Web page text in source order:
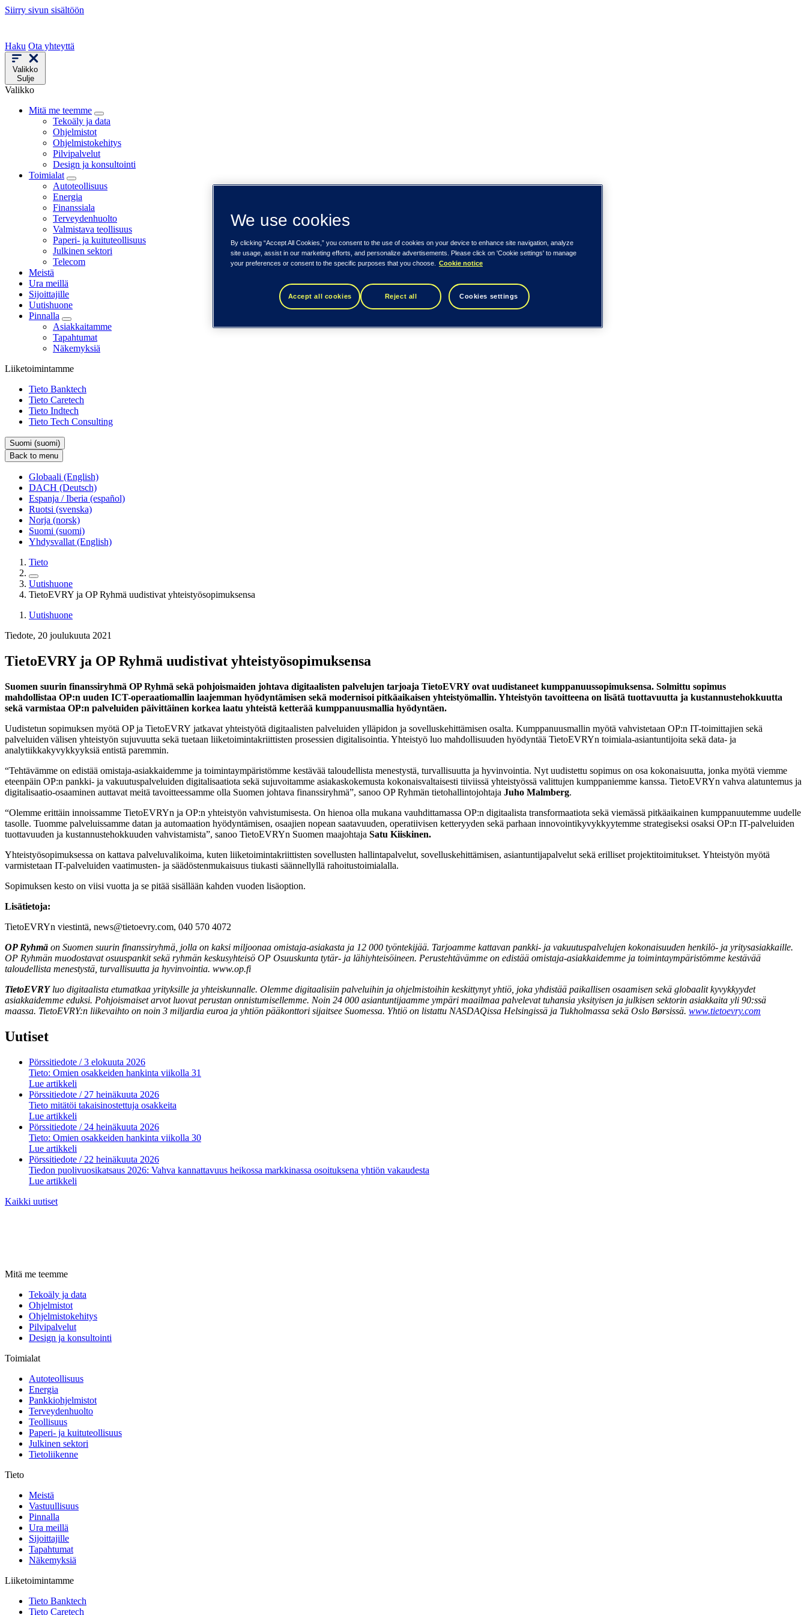
Siirry sivun sisältöön
Haku Ota yhteyttä
Valikko
Sulje
Valikko
Mitä me teemme
Tekoäly ja data
Ohjelmistot
Ohjelmistokehitys
Pilvipalvelut
Design ja konsultointi
Toimialat
Autoteollisuus
Energia
Finanssiala
Terveydenhuolto
Valmistava teollisuus
Paperi- ja kuituteollisuus
Julkinen sektori
Telecom
Meistä
Ura meillä
Sijoittajille
Uutishuone
Pinnalla
Asiakkaitamme
Tapahtumat
Näkemyksiä
Liiketoimintamme
Tieto Banktech
Tieto Caretech
Tieto Indtech
Tieto Tech Consulting
Suomi (suomi)
Back to menu
Globaali (English)
DACH (Deutsch)
Espanja / Iberia (español)
Ruotsi (svenska)
Norja (norsk)
Suomi (suomi)
Yhdysvallat (English)
Tieto
Uutishuone
TietoEVRY ja OP Ryhmä uudistivat yhteistyösopimuksensa
Uutishuone
Tiedote, 20 joulukuuta 2021
TietoEVRY ja OP Ryhmä uudistivat yhteistyösopimuksensa
Suomen suurin finanssiryhmä OP Ryhmä sekä pohjoismaiden johtava digitaalisten palvelujen tarjoaja TietoEVRY ovat uudistaneet kumppanuussopimuksensa. Solmittu sopimus
mahdollistaa OP:n uuden ICT-operaatiomallin laajemman hyödyntämisen sekä modernisoi pitkäaikaisen yhteistyömallin. Yhteistyön tavoitteena on lisätä tuottavuutta ja kustannustehokkuutta
sekä varmistaa OP:n palveluiden päivittäinen korkea laatu yhteistä ketterää kumppanuusmallia hyödyntäen.
Uudistetun sopimuksen myötä OP ja TietoEVRY jatkavat yhteistyötä digitaalisten palveluiden ylläpidon ja sovelluskehittämisen osalta. Kumppanuusmallin myötä vahvistetaan OP:n IT-toimittajien sekä
palveluiden välisen yhteistyön sujuvuutta sekä tuetaan liiketoimintakriittisten prosessien digitalisointia. Yhteistyö luo mahdollisuuden hyödyntää TietoEVRYn toimiala-asiantuntijoita sekä data- ja
analytiikkakyvykkyyksiä entistä paremmin.
“Tehtävämme on edistää omistaja-asiakkaidemme ja toimintaympäristömme kestävää taloudellista menestystä, turvallisuutta ja hyvinvointia. Nyt uudistettu sopimus on osa kokonaisuutta, jonka myötä viemme
eteenpäin OP:n pankki- ja vakuutuspalveluiden digitalisaatiota sekä sujuvoitamme asiakaskokemusta kokonaisvaltaisesti tiiviissä yhteistyössä valittujen kumppaniemme kanssa. TietoEVRYn vahva alatuntemus ja
digitalisaatio-osaaminen auttavat meitä tavoitteessamme olla Suomen johtava finanssiryhmä”, sanoo OP Ryhmän tietohallintojohtaja Juho Malmberg.
“Olemme erittäin innoissamme TietoEVRYn ja OP:n yhteistyön vahvistumisesta. On hienoa olla mukana vauhdittamassa OP:n digitaalista transformaatiota sekä viemässä pitkäaikainen kumppanuutemme uudelle
tasolle. Tuomme palveluissamme datan ja automaation hyödyntämisen, osaajien nopean saatavuuden, operatiivisen ketteryyden sekä parhaan innovointikyvykkyytemme strategiseksi osaksi OP:n IT-palveluiden
tuottavuuden ja kustannustehokkuuden vahvistamista”, sanoo TietoEVRYn Suomen maajohtaja Satu Kiiskinen.
Yhteistyösopimuksessa on kattava palveluvalikoima, kuten liiketoimintakriittisten sovellusten hallintapalvelut, sovelluskehittämisen, asiantuntijapalvelut sekä erilliset projektitoimitukset. Yhteistyön myötä
varmistetaan IT-palveluiden vaatimusten- ja säädöstenmukaisuus tiukasti säännellyllä rahoitustoimialalla.
Sopimuksen kesto on viisi vuotta ja se pitää sisällään kahden vuoden lisäoption.
Lisätietoja:
TietoEVRYn viestintä, news@tietoevry.com, 040 570 4072
OP Ryhmä on Suomen suurin finanssiryhmä, jolla on kaksi miljoonaa omistaja-asiakasta ja 12 000 työntekijää. Tarjoamme kattavan pankki- ja vakuutuspalvelujen kokonaisuuden henkilö- ja yritysasiakkaille.
OP Ryhmän muodostavat osuuspankit sekä ryhmän keskusyhteisö OP Osuuskunta tytär- ja lähiyhteisöineen. Perustehtävämme on edistää omistaja-asiakkaidemme ja toimintaympäristömme kestävää
taloudellista menestystä, turvallisuutta ja hyvinvointia. www.op.fi
TietoEVRYluo digitaalista etumatkaa yrityksille ja yhteiskunnalle. Olemme digitaalisiin palveluihin ja ohjelmistoihin keskittynyt yhtiö, joka yhdistää paikallisen osaamisen sekä globaalit kyvykkyydet
asiakkaidemme eduksi. Pohjoismaiset arvot luovat perustan onnistumisellemme. Noin 24 000 asiantuntijaamme ympäri maailmaa palvelevat tuhansia yksityisen ja julkisen sektorin asiakkaita yli 90:ssä
maassa. TietoEVRY:n liikevaihto on noin 3 miljardia euroa ja yhtiön pääkonttori sijaitsee Suomessa. Yhtiö on listattu NASDAQissa Helsingissä ja Tukholmassa sekä Oslo Børsissä. www.tietoevry.com
Uutiset
Pörssitiedote / 3 elokuuta 2026
Tieto: Omien osakkeiden hankinta viikolla 31
Lue artikkeli
Pörssitiedote / 27 heinäkuuta 2026
Tieto mitätöi takaisinostettuja osakkeita
Lue artikkeli
Pörssitiedote / 24 heinäkuuta 2026
Tieto: Omien osakkeiden hankinta viikolla 30
Lue artikkeli
Pörssitiedote / 22 heinäkuuta 2026
Tiedon puolivuosikatsaus 2026: Vahva kannattavuus heikossa markkinassa osoituksena yhtiön vakaudesta
Lue artikkeli
Kaikki uutiset
Mitä me teemme
Tekoäly ja data
Ohjelmistot
Ohjelmistokehitys
Pilvipalvelut
Design ja konsultointi
Toimialat
Autoteollisuus
Energia
Pankkiohjelmistot
Terveydenhuolto
Teollisuus
Paperi- ja kuituteollisuus
Julkinen sektori
Tietoliikenne
Tieto
Meistä
Vastuullisuus
Pinnalla
Ura meillä
Sijoittajille
Tapahtumat
Näkemyksiä
Liiketoimintamme
Tieto Banktech
Tieto Caretech
We use cookies
By clicking “Accept All Cookies,” you consent to the use of cookies on your device to enhance site navigation, analyze
site usage, assist in our marketing efforts, and personalize advertisements. Please click on 'Cookie settings' to manage
your preferences or consent to the specific purposes that you choose.
Cookie notice
Accept all cookies Reject all Cookies settings